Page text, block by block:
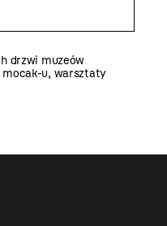
drzwi muzeów
mocak-u, warsztaty